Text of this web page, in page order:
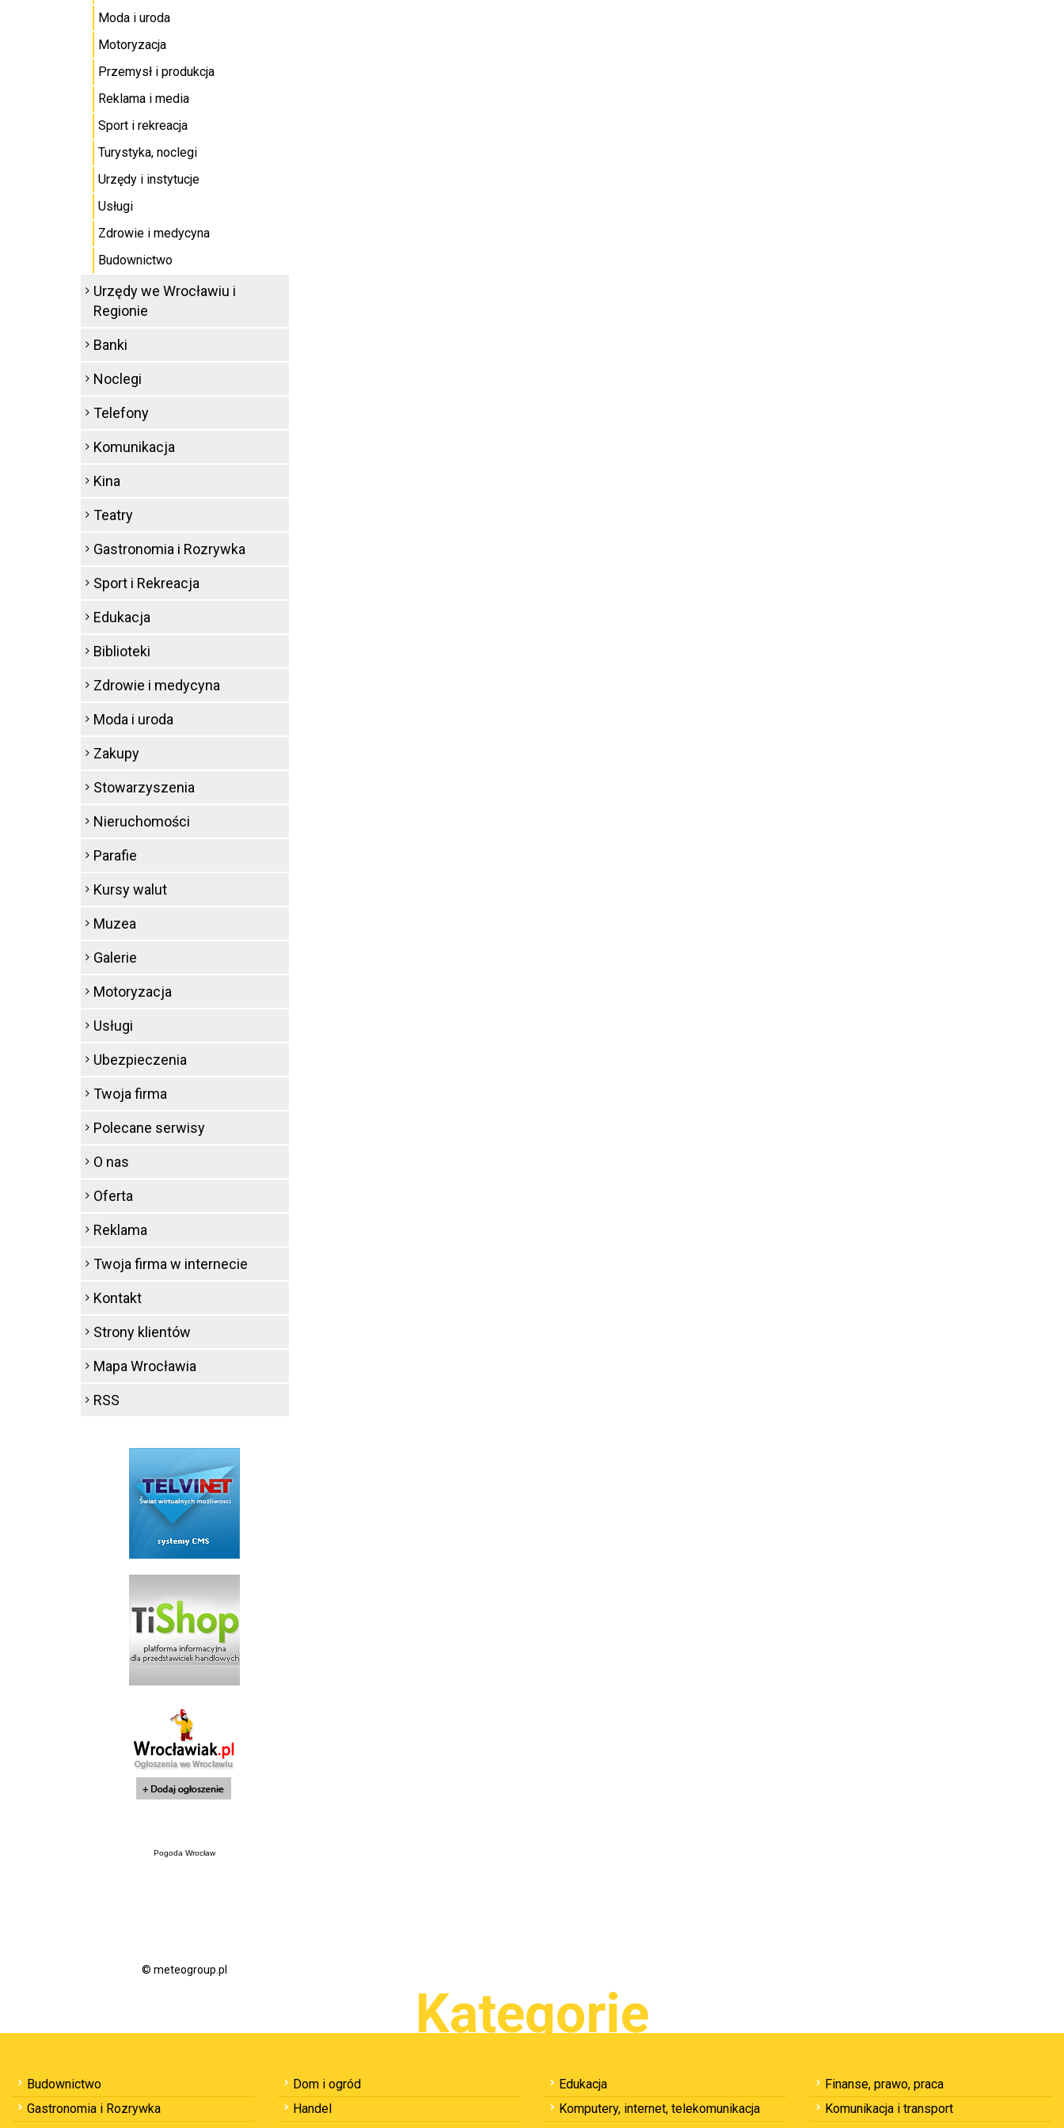
Moda i uroda
Motoryzacja
Przemysł i produkcja
Reklama i media
Sport i rekreacja
Turystyka, noclegi
Urzędy i instytucje
Usługi
Zdrowie i medycyna
Budownictwo
Urzędy we Wrocławiu i
Regionie
Banki
Noclegi
Telefony
Komunikacja
Kina
Teatry
Gastronomia i Rozrywka
Sport i Rekreacja
Edukacja
Biblioteki
Zdrowie i medycyna
Moda i uroda
Zakupy
Stowarzyszenia
Nieruchomości
Parafie
Kursy walut
Muzea
Galerie
Motoryzacja
Usługi
Ubezpieczenia
Twoja firma
Polecane serwisy
O nas
Oferta
Reklama
Twoja firma w internecie
Kontakt
Strony klientów
Mapa Wrocławia
RSS
Pogoda Wrocław
© meteogroup.pl
Kategorie
Budownictwo Dom i ogród Edukacja
Finanse, prawo, praca
Gastronomia i Rozrywka
Handel Komputery, internet, telekomunikacja
Komunikacja i transport